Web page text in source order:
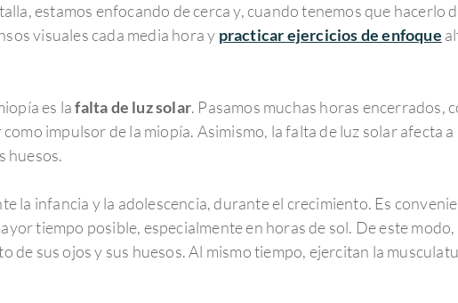
estamos enfocando de cerca y, cuando tenemos que hacerlo
visuales cada media hora y practicar ejercicios de enfoque
es lafalta de luz solar. Pasamos muchas horas encerrados,
impulsor de la miopía. Asimismo, la falta de luz solar afecta
huesos.
la infancia y la adolescencia, durante el crecimiento. Es
tiempo posible, especialmente en horas de sol. De este
de sus ojos y sus huesos. Al mismo tiempo, ejercitan la